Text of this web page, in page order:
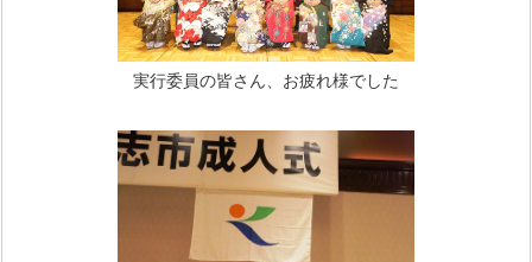
実行委員の皆さん、お疲れ様でした